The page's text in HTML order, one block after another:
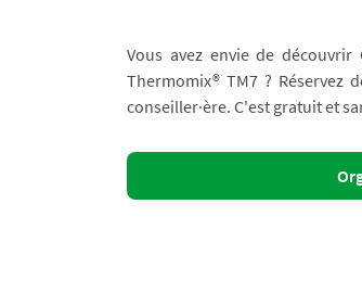
Vous avez envie de
Thermomix® TM7 ? Réservez
conseiller·ère. C'est gratuit et